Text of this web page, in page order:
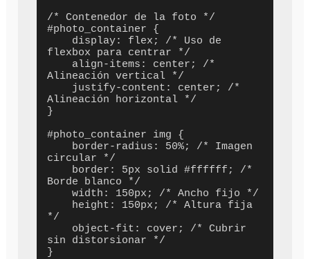
/* Contenedor de la foto */
#photo_container {
flexbox para centrar */
Alineación vertical */
Alineación horizontal */
}
#photo_container img {
circular */
Borde blanco */
    width: 150px; /* Ancho fijo */
*/
sin distorsionar */
}